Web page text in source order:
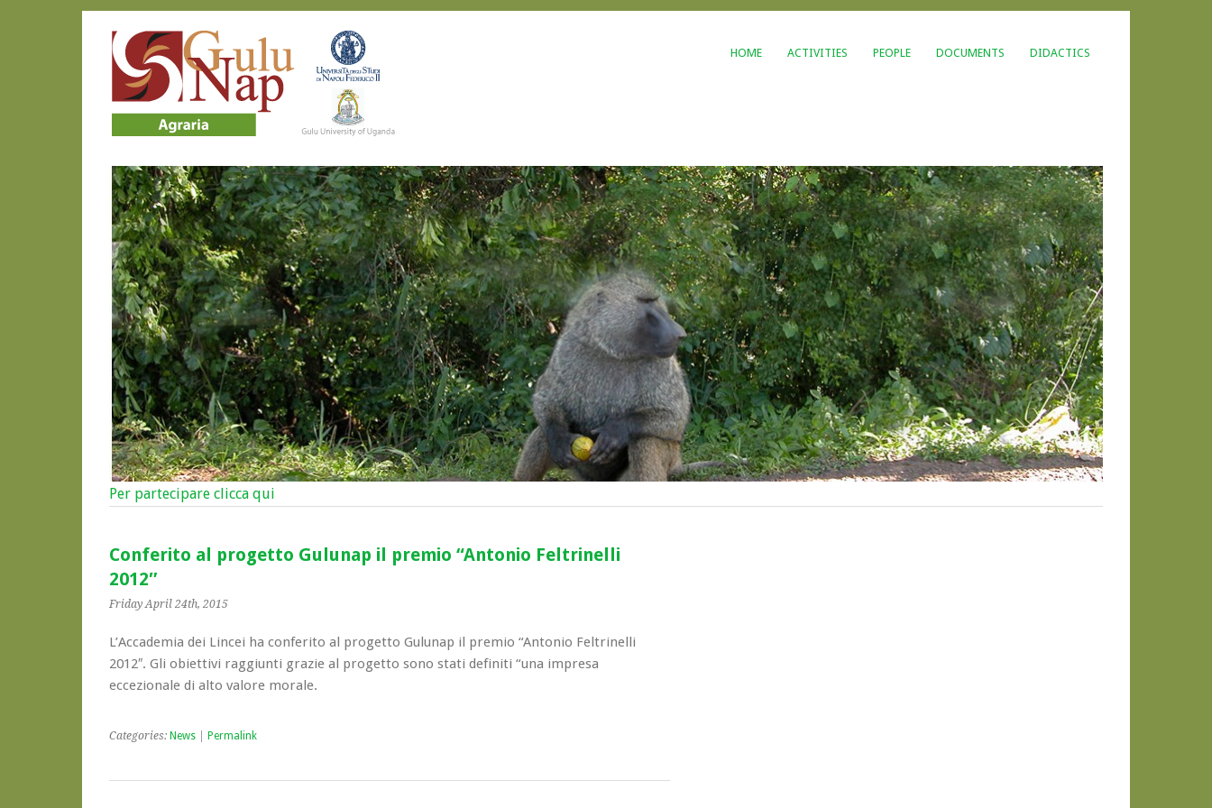
HOME ACTIVITIES PEOPLE DOCUMENTS DIDACTICS
Per partecipare clicca qui
Conferito al progetto Gulunap il premio “Antonio Feltrinelli
2012″
Friday April 24th, 2015
L’Accademia dei Lincei ha conferito al progetto Gulunap il premio “Antonio Feltrinelli
2012″. Gli obiettivi raggiunti grazie al progetto sono stati definiti “una impresa
eccezionale di alto valore morale.
Categories: News Permalink